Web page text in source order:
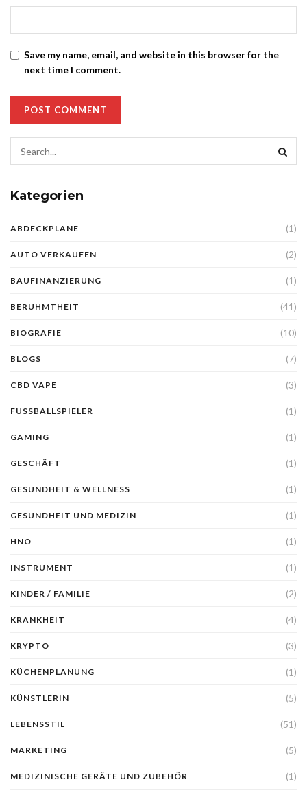
Save my name, email, and website in this browser for the
next time I comment.
Kategorien
ABDECKPLANE (1)
AUTO VERKAUFEN (2)
BAUFINANZIERUNG (1)
BERUHMTHEIT (41)
BIOGRAFIE (10)
BLOGS (7)
CBD VAPE (3)
FUSSBALLSPIELER (1)
GAMING (1)
GESCHÄFT (1)
GESUNDHEIT & WELLNESS (1)
GESUNDHEIT UND MEDIZIN (1)
HNO (1)
INSTRUMENT (1)
KINDER / FAMILIE (2)
KRANKHEIT (4)
KRYPTO (3)
KÜCHENPLANUNG (1)
KÜNSTLERIN (5)
LEBENSSTIL (51)
MARKETING (5)
MEDIZINISCHE GERÄTE UND ZUBEHÖR (1)